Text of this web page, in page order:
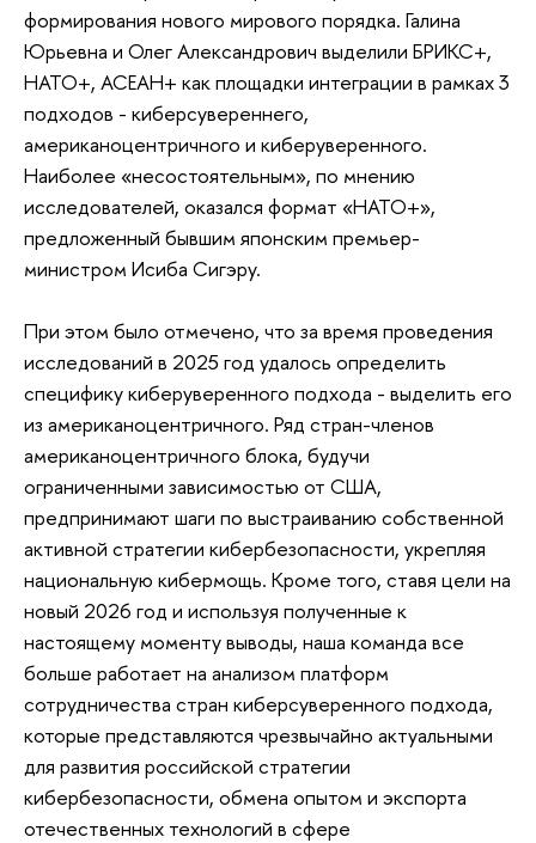
формирования нового мирового порядка. Галина
Юрьевна и Олег Александрович выделили БРИКС+,
НАТО+, АСЕАН+ как площадки интеграции в рамках 3
подходов - киберсувереннего,
американоцентричного и киберуверенного.
Наиболее «несостоятельным», по мнению
исследователей, оказался формат «НАТО+»,
предложенный бывшим японским премьер-
министром Исиба Сигэру.
При этом было отмечено, что за время проведения
исследований в 2025 год удалось определить
специфику киберуверенного подхода - выделить его
из американоцентричного. Ряд стран-членов
американоцентричного блока, будучи
ограниченными зависимостью от США,
предпринимают шаги по выстраиванию собственной
активной стратегии кибербезопасности, укрепляя
национальную кибермощь. Кроме того, ставя цели на
новый 2026 год и используя полученные к
настоящему моменту выводы, наша команда все
больше работает на анализом платформ
сотрудничества стран киберсуверенного подхода,
которые представляются чрезвычайно актуальными
для развития российской стратегии
кибербезопасности, обмена опытом и экспорта
отечественных технологий в сфере